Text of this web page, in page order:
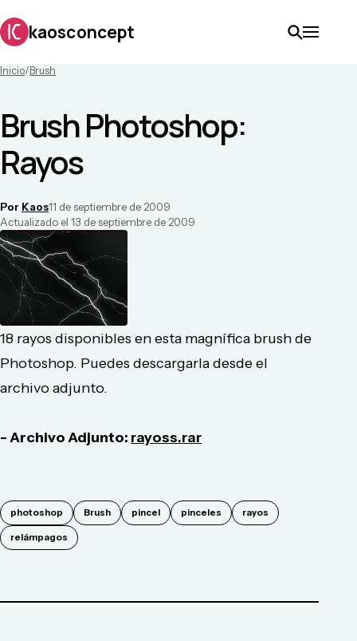
kaosconcept
Inicio/ Brush
Brush Photoshop:
Rayos
Por Kaos11 de septiembre de 2009
Actualizado el 13 de septiembre de 2009
18 rayos disponibles en esta magnífica brush de
Photoshop. Puedes descargarla desde el
archivo adjunto.
- Archivo Adjunto: rayoss.rar
photoshop Brush pincel pinceles rayos
relámpagos